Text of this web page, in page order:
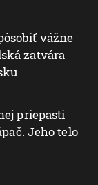
vážne
zatvára
priepasti
Jeho telo